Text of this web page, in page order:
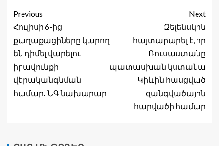
Previous
Հուլիսի 6-ից
քաղաքացիները կարող
են դիմել վարելու
իրավունքի
վերականգնման
համար․ ՆԳ նախարար
Next
Զելենսկին
հայտարարել է, որ
Ռուսաստանը
պատասխան կստանա
Կիևին հասցված
զանգվածային
հարվածի համար